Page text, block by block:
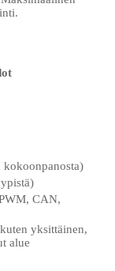
CAN,
yksittäinen,
alue